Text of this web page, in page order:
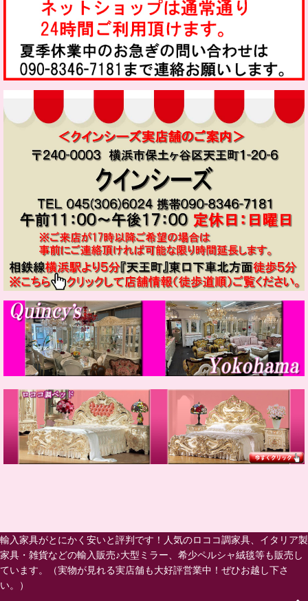
輸入家具がとにかく安いと評判です！人気のロココ調家具、イタリア製
家具・雑貨などの輸入販売♪大型ミラー、希少ペルシャ絨毯等も販売し
ています。（実物が見れる実店舗も大好評営業中！ぜひお越し下さ
い。）